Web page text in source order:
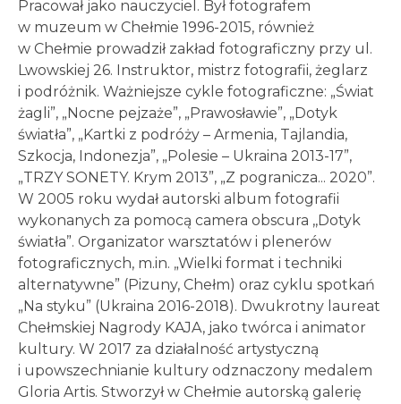
Pracował jako nauczyciel. Był fotografem
w muzeum w Chełmie 1996-2015, również
w Chełmie prowadził zakład fotograficzny przy ul.
Lwowskiej 26. Instruktor, mistrz fotografii, żeglarz
i podróżnik. Ważniejsze cykle fotograficzne: „Świat
żagli”, „Nocne pejzaże”, „Prawosławie”, „Dotyk
światła”, „Kartki z podróży – Armenia, Tajlandia,
Szkocja, Indonezja”, „Polesie – Ukraina 2013-17”,
„TRZY SONETY. Krym 2013”, „Z pogranicza... 2020”.
W 2005 roku wydał autorski album fotografii
wykonanych za pomocą camera obscura ,,Dotyk
światła”. Organizator warsztatów i plenerów
fotograficznych, m.in. „Wielki format i techniki
alternatywne” (Pizuny, Chełm) oraz cyklu spotkań
„Na styku” (Ukraina 2016-2018). Dwukrotny laureat
Chełmskiej Nagrody KAJA, jako twórca i animator
kultury. W 2017 za działalność artystyczną
i upowszechnianie kultury odznaczony medalem
Gloria Artis. Stworzył w Chełmie autorską galerię